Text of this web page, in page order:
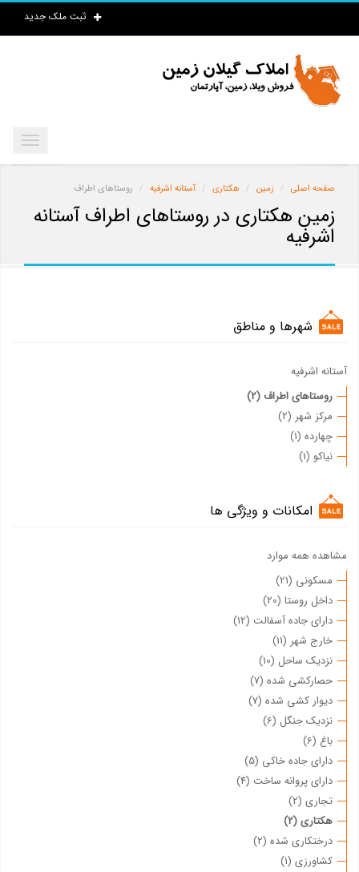
ثبت ملک جدید
صفحه اصلی زمین هکتاری آستانه اشرفیه روستاهای اطراف
زمین هکتاری در روستاهای اطراف آستانه
اشرفیه
شهرها و مناطق
آستانه اشرفیه
روستاهای اطراف (2)
مرکز شهر (2)
چهارده (1)
نیاکو (1)
امکانات و ویژگی ها
مشاهده همه موارد
مسکونی (21)
داخل روستا (20)
دارای جاده آسفالت (12)
خارج شهر (11)
نزدیک ساحل (10)
حصارکشی شده (7)
دیوار کشی شده (7)
نزدیک جنگل (6)
باغ (6)
دارای جاده خاکی (5)
دارای پروانه ساخت (4)
تجاری (2)
هکتاری (2)
درختکاری شده (2)
کشاورزی (1)